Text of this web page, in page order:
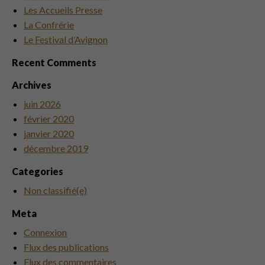
Les Accueils Presse
La Confrérie
Le Festival d’Avignon
Recent Comments
Archives
juin 2026
février 2020
janvier 2020
décembre 2019
Categories
Non classifié(e)
Meta
Connexion
Flux des publications
Flux des commentaires